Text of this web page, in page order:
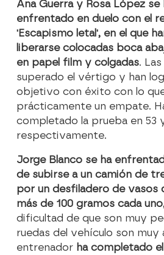
Ana Guerra y Rosa López se
enfrentado en duelo con el
'Escapismo letal', en el que
liberarse colocadas boca
en papel film y colgadas.
superado el vértigo y han
objetivo con éxito con lo
prácticamente un empate.
completado la prueba en 53
respectivamente.
Jorge Blanco se ha
de subirse a un camión de
por un desfiladero de vasos
más de 100 gramos cada uno
dificultad de que son muy
ruedas del vehículo son muy
entrenador ha completado